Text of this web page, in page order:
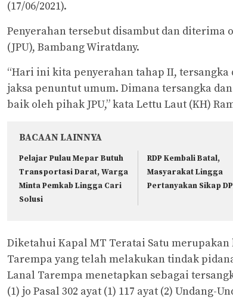
(17/06/2021).
Penyerahan tersebut disambut dan diterima
(JPU), Bambang Wiratdany.
“Hari ini kita penyerahan tahap II,
jaksa penuntut umum. Dimana tersangka
baik oleh pihak JPU,” kata Lettu Laut (KH)
BACAAN LAINNYA
Pelajar Pulau Mepar Butuh
Transportasi Darat, Warga
Minta Pemkab Lingga Cari
Solusi
RDP Kembali Batal,
Masyarakat Lingga
Pertanyakan Sikap
Diketahui Kapal MT Teratai Satu
Tarempa yang telah melakukan tindak
Lanal Tarempa menetapkan sebagai
(1) jo Pasal 302 ayat (1) 117 ayat (2) Undang-